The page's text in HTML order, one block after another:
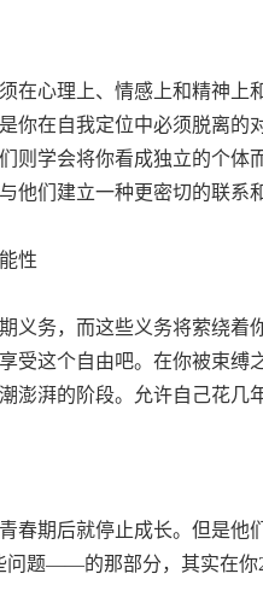
在心理上、情感上和精神上
你在自我定位中必须脱离的
则学会将你看成独立的个
他们建立一种更密切的联系
性
义务，而这些义务将萦绕
受这个自由吧。在你被束
澎湃的阶段。允许自己花几
春期后就停止成长。但是
问题——的那部分，其实在你